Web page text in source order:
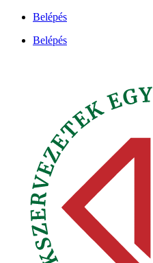
Ugrás
tartalomhoz
Belépés
Belépés